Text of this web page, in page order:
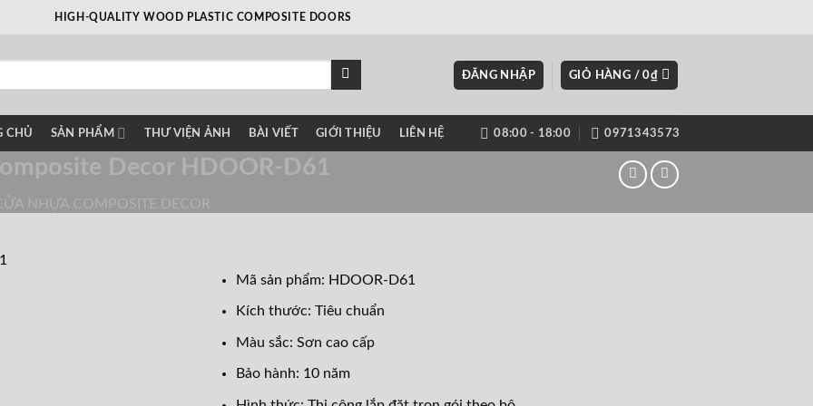
HIGH-QUALITY WOOD PLASTIC COMPOSITE DOORS
ĐĂNG NHẬP GIỎ HÀNG /0₫
CHỦ SẢN PHẨM THƯ VIỆN ẢNH BÀI VIẾT GIỚI THIỆU LIÊN HỆ 08:00 - 18:00 0971343573
Decor HDOOR-D61
NHỰA COMPOSITE DECOR
Mã sản phẩm: HDOOR-D61
Kích thước: Tiêu chuẩn
Màu sắc: Sơn cao cấp
Bảo hành: 10 năm